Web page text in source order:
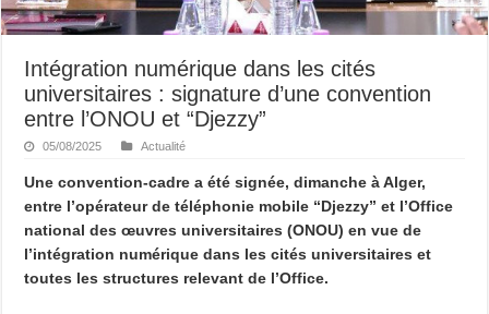
Intégration numérique dans les cités
universitaires : signature d’une convention
entre l’ONOU et “Djezzy”
05/08/2025 Actualité
Une convention-cadre a été signée, dimanche à Alger,
entre l’opérateur de téléphonie mobile “Djezzy” et l’Office
national des œuvres universitaires (ONOU) en vue de
l’intégration numérique dans les cités universitaires et
toutes les structures relevant de l’Office.